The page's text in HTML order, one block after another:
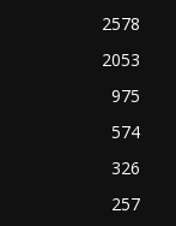
2578
2053
975
574
326
257